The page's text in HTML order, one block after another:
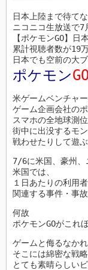
日本上陸まで待て
ニコニコ生放送で7
【ポケモンGO】
累計視聴者数が19
ポケモンGO
米ゲームベンチャ
ゲーム企画会社の
スマホの全地球測
街中に出没するモ
戦わせたりして遊
7/6に米国、豪州、
米国では、
１日あたりの利用
関連する事件・事
何故
ポケモンGOがこれ
ゲームと侮るなかれ
そこには綿密な戦
とても素晴らしい